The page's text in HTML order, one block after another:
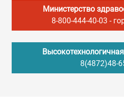
Министерство
8-800-444-40-03 -
8(4872)48-